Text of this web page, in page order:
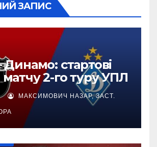
ЗАПИС
Динамо: стартові
2-го туру УПЛ
МАКСИМОВИЧ НАЗАР, ЗАСТ.